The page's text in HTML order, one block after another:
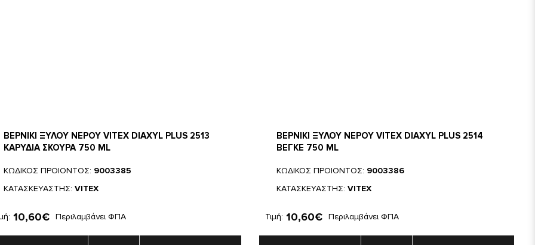
ΒΕΡΝΙΚΙ ΞΥΛΟΥ ΝΕΡΟΥ VITEX DIAXYL PLUS 2513
ΚΑΡΥΔΙΑ ΣΚΟΥΡΑ 750 ML
ΚΩΔΙΚΟΣ ΠΡΟΙΟΝΤΟΣ: 9003385
ΚΑΤΑΣΚΕΥΑΣΤΗΣ: VITEX
10,60€ Περιλαμβάνει ΦΠΑ
ΒΕΡΝΙΚΙ ΞΥΛΟΥ ΝΕΡΟΥ VITEX DIAXYL PLUS 2514
ΒΕΓΚΕ 750 ML
ΚΩΔΙΚΟΣ ΠΡΟΙΟΝΤΟΣ: 9003386
ΚΑΤΑΣΚΕΥΑΣΤΗΣ: VITEX
Τιμή: 10,60€ Περιλαμβάνει ΦΠΑ